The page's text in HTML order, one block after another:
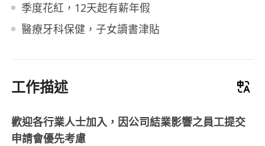
季度花紅，12天起有薪年假
醫療牙科保健，子女讀書津貼
工作描述
歡迎各行業人士加入，因公司結業影響之員工提交
申請會優先考慮